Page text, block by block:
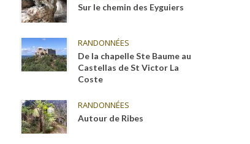
Sur le chemin des Eyguiers
RANDONNÉES
De la chapelle Ste Baume au
Castellas de St Victor La
Coste
RANDONNÉES
Autour de Ribes